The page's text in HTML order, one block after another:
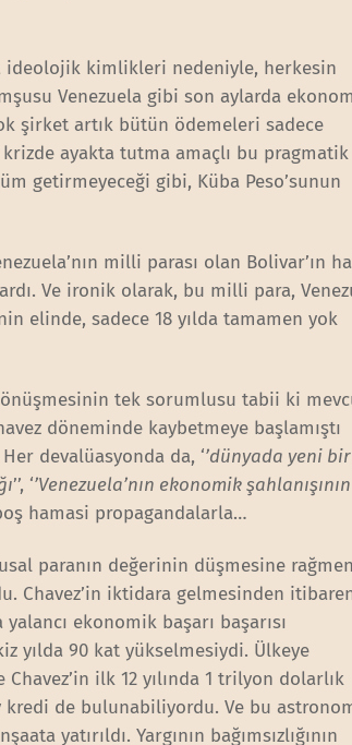
ideolojik kimlikleri nedeniyle, herkesin
Venezuela gibi son aylarda
şirket artık bütün ödemeleri sadece
ayakta tutma amaçlı bu pragmatik
getirmeyeceği gibi, Küba Peso’sunun
milli parası olan Bolivar’ın
Ve ironik olarak, bu milli para,
elinde, sadece 18 yılda tamamen yok
tek sorumlusu tabii ki
döneminde kaybetmeye başlamıştı
devalüasyonda da, ‘’dünyada yeni
’’, ‘’Venezuela’nın ekonomik şahlanışının
hamasi propagandalarla…
paranın değerinin düşmesine
Chavez’in iktidara gelmesinden
ekonomik başarı başarısı
yılda 90 kat yükselmesiydi. Ülkeye
ilk 12 yılında 1 trilyon dolarlık
kredi de bulunabiliyordu. Ve bu
yatırıldı. Yargının bağımsızlığının